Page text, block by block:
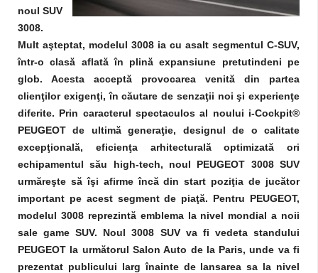
noul SUV
3008.
Mult aşteptat, modelul 3008 ia cu asalt segmentul C-SUV,
într-o clasă aflată în plină expansiune pretutindeni pe
glob. Acesta acceptă provocarea venită din partea
clienţilor exigenţi, în căutare de senzaţii noi şi experienţe
diferite. Prin caracterul spectaculos al noului i-Cockpit®
PEUGEOT de ultimă generaţie, designul de o calitate
excepţională, eficienţa arhitecturală optimizată ori
echipamentul său high-tech, noul PEUGEOT 3008 SUV
urmăreşte să îşi afirme încă din start poziţia de jucător
important pe acest segment de piaţă. Pentru PEUGEOT,
modelul 3008 reprezintă emblema la nivel mondial a noii
sale game SUV. Noul 3008 SUV va fi vedeta standului
PEUGEOT la următorul Salon Auto de la Paris, unde va fi
prezentat publicului larg înainte de lansarea sa la nivel